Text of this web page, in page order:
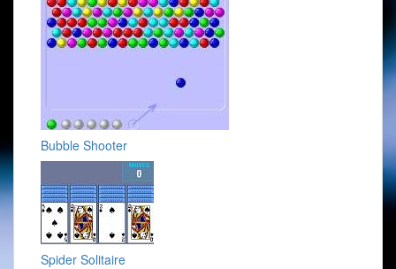
Bubble Shooter
Spider Solitaire